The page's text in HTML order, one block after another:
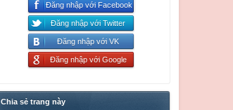
Đăng nhập với Facebook
Đăng nhập với Twitter
Đăng nhập với VK
Đăng nhập với Google
Chia sẻ trang này